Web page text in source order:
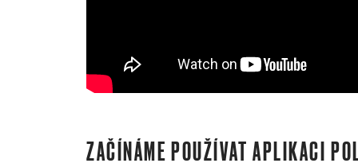
ZAČÍNÁME POUŽÍVAT APLIKACI